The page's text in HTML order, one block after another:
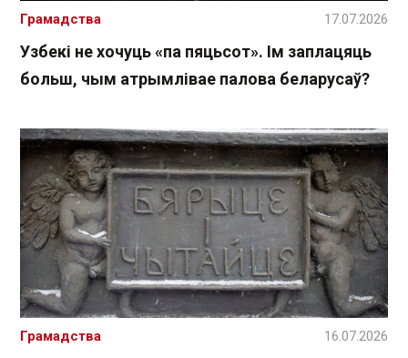
Узбекі не хочуць «па пяцьсот». Ім заплацяць
больш, чым атрымлівае палова беларусаў?
Грамадства 17.07.2026
Грамадства 16.07.2026